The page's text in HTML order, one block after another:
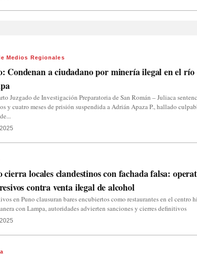
Medios Regionales
Condenan a ciudadano por minería ilegal en el río
Juzgado de Investigación Preparatoria de San Román – Juliaca
y cuatro meses de prisión suspendida a Adrián Apaza P., hallado
cierra locales clandestinos con fachada falsa:
contra venta ilegal de alcohol
en Puno clausuran bares encubiertos como restaurantes en el centro
con Lampa, autoridades advierten sanciones y cierres definitivos